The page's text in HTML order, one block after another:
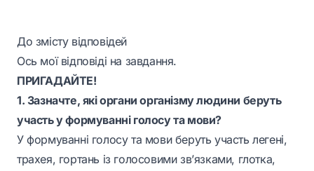
До змісту відповідей
Ось мої відповіді на завдання.
ПРИГАДАЙТЕ!
1. Зазначте, які органи організму людини беруть
участь у формуванні голосу та мови?
У формуванні голосу та мови беруть участь легені,
трахея, гортань із голосовими зв’язками, глотка,